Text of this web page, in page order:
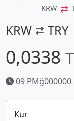
KRW ⇄
KRW TRY
0,0338
09 PMğ000000
Kur